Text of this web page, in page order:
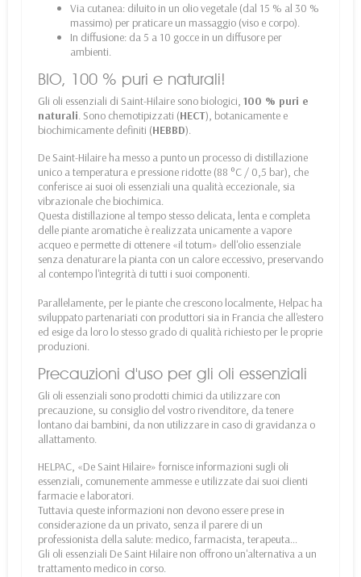
Via cutanea: diluito in un olio vegetale (dal 15 % al 30 %
massimo) per praticare un massaggio (viso e corpo).
In diffusione: da 5 a 10 gocce in un diffusore per
ambienti.
BIO, 100 % puri e naturali!
Gli oli essenziali di Saint-Hilaire sono biologici, 100 % puri e
naturali. Sono chemotipizzati (HECT), botanicamente e
biochimicamente definiti (HEBBD).
De Saint-Hilaire ha messo a punto un processo di distillazione
unico a temperatura e pressione ridotte (88 °C / 0,5 bar), che
conferisce ai suoi oli essenziali una qualità eccezionale, sia
vibrazionale che biochimica.
Questa distillazione al tempo stesso delicata, lenta e completa
delle piante aromatiche è realizzata unicamente a vapore
acqueo e permette di ottenere «il totum» dell'olio essenziale
senza denaturare la pianta con un calore eccessivo, preservando
al contempo l'integrità di tutti i suoi componenti.
Parallelamente, per le piante che crescono localmente, Helpac ha
sviluppato partenariati con produttori sia in Francia che all'estero
ed esige da loro lo stesso grado di qualità richiesto per le proprie
produzioni.
Precauzioni d'uso per gli oli essenziali
Gli oli essenziali sono prodotti chimici da utilizzare con
precauzione, su consiglio del vostro rivenditore, da tenere
lontano dai bambini, da non utilizzare in caso di gravidanza o
allattamento.
HELPAC, «De Saint Hilaire» fornisce informazioni sugli oli
essenziali, comunemente ammesse e utilizzate dai suoi clienti
farmacie e laboratori.
Tuttavia queste informazioni non devono essere prese in
considerazione da un privato, senza il parere di un
professionista della salute: medico, farmacista, terapeuta…
Gli oli essenziali De Saint Hilaire non offrono un'alternativa a un
trattamento medico in corso.